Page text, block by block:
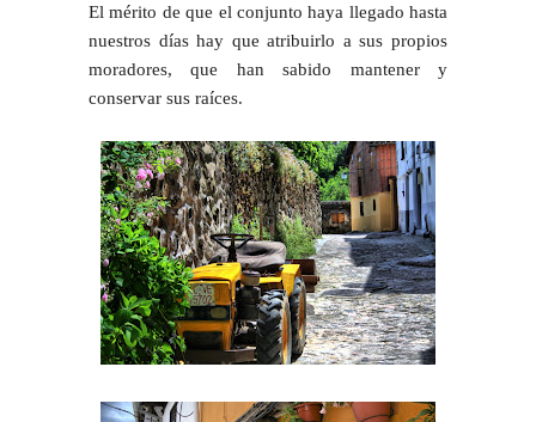
El mérito de que el conjunto haya llegado hasta
nuestros días hay que atribuirlo a sus propios
moradores, que han sabido mantener y
conservar sus raíces.